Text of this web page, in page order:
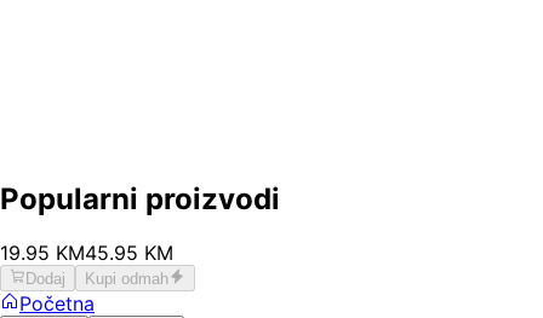
Popularni proizvodi
19.95 KM45.95 KM
Dodaj Kupi odmah
Početna